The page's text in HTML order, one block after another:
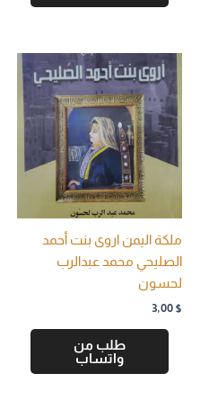
ملكة اليمن اروى بنت أحمد
الصليحي محمد عبدالرب
لحسون
3,00 $
طلب من
واتساب